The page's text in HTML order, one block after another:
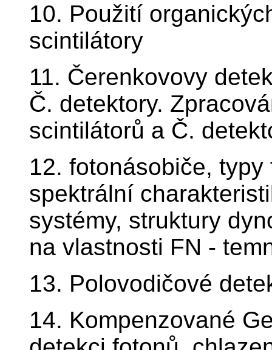
10. Použití
scintilátory
11. Čerenkovovy
Č. detektory.
scintilátorů a Č.
12. fotonásobiče,
spektrální
systémy, struktury
na vlastnosti FN -
13. Polovodičové
14. Kompenzované